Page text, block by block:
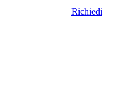
Richiedi